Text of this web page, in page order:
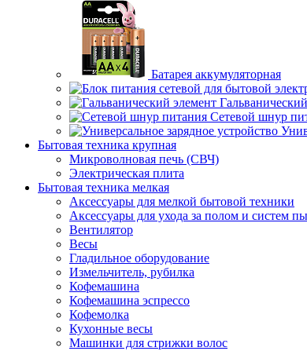
Батарея аккумуляторная
Сетевой шнур
Бытовая техника крупная
Микроволновая печь (СВЧ)
Электрическая плита
Бытовая техника мелкая
Аксессуары для мелкой бытовой техники
Аксессуары для ухода за полом и систем
Вентилятор
Весы
Гладильное оборудование
Измельчитель, рубилка
Кофемашина
Кофемашина эспрессо
Кофемолка
Кухонные весы
Машинки для стрижки волос